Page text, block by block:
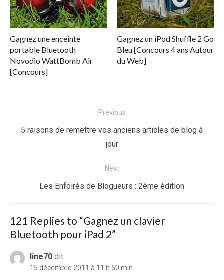
Gagnez une enceinte
portable Bluetooth
Novodio WattBomb Air
[Concours]
Gagnez un iPod Shuffle 2 Go
Bleu [Concours 4 ans Autour
du Web]
de
Previous
Previous
5 raisons de remettre vos anciens articles de blog à
jour
Next
Next
Les Enfoirés de Blogueurs : 2ème édition
121 Replies to “Gagnez un clavier
Bluetooth pour iPad 2”
line70 dit :
15 décembre 2011 à 11 h 50 min